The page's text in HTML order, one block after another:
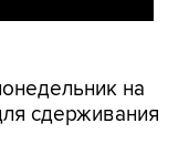
на
сдерживания